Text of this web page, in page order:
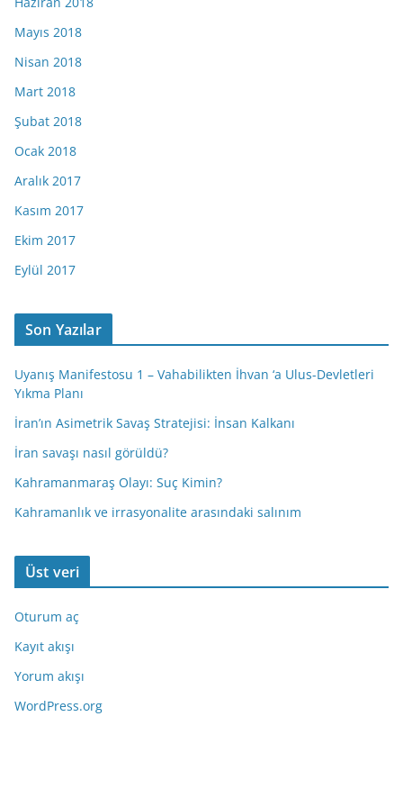
Mayıs 2018
Nisan 2018
Mart 2018
Şubat 2018
Ocak 2018
Aralık 2017
Kasım 2017
Ekim 2017
Eylül 2017
Son Yazılar
Uyanış Manifestosu 1 – Vahabilikten İhvan ‘a Ulus-Devletleri
Yıkma Planı
İran’ın Asimetrik Savaş Stratejisi: İnsan Kalkanı
İran savaşı nasıl görüldü?
Kahramanmaraş Olayı: Suç Kimin?
Kahramanlık ve irrasyonalite arasındaki salınım
Üst veri
Oturum aç
Kayıt akışı
Yorum akışı
WordPress.org